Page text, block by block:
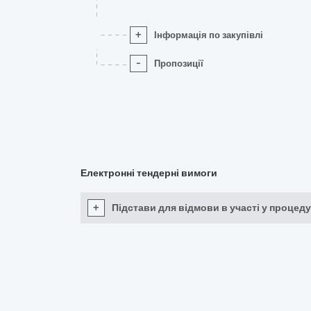
+ Інформація по закупівлі
- Пропозиції
Електронні тендерні вимоги
+ Підстави для відмови в участі у